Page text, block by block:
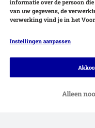
Betaalmethoden
informatie over de persoon
van uw gegevens, de
verwerking vind je in het
Instellingen aanpassen
Alleen